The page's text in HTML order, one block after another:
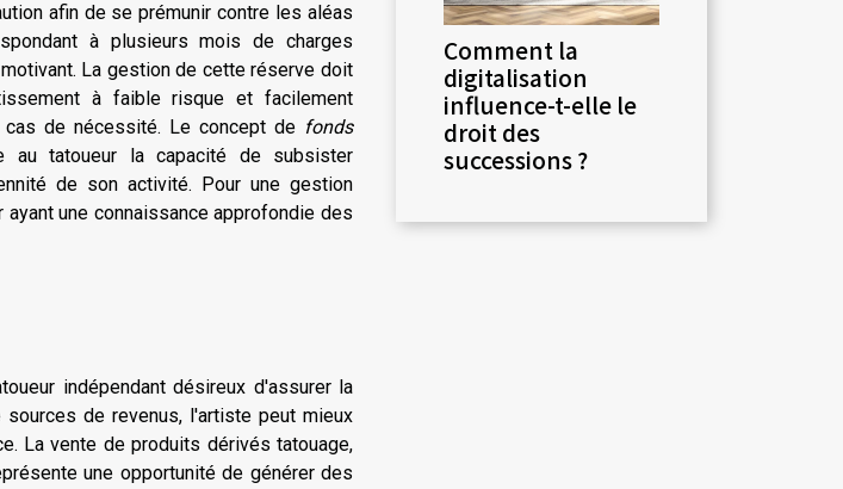
afin de se prémunir contre les aléas
à plusieurs mois de charges
La gestion de cette réserve doit
à faible risque et facilement
de nécessité. Le concept de fonds
tatoueur la capacité de subsister
de son activité. Pour une gestion
une connaissance approfondie des
indépendant désireux d'assurer la
de revenus, l'artiste peut mieux
La vente de produits dérivés tatouage,
une opportunité de générer des
Comment la
digitalisation
influence-t-elle le
droit des
successions ?